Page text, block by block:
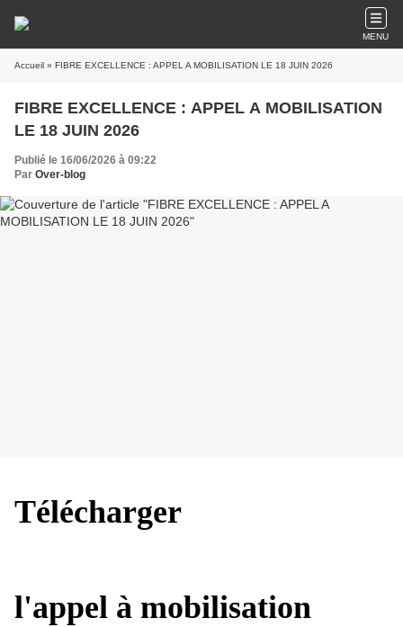
MENU
Accueil » FIBRE EXCELLENCE : APPEL A MOBILISATION LE 18 JUIN 2026
FIBRE EXCELLENCE : APPEL A MOBILISATION
LE 18 JUIN 2026
Publié le 16/06/2026 à 09:22
Par Over-blog
Télécharger
l'appel à mobilisation